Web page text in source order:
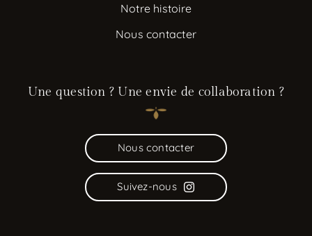
Notre histoire
Nous contacter
Une question ? Une envie de collaboration ?
Nous contacter
Suivez-nous